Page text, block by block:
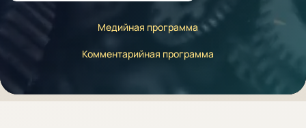
Медийная программа
Комментарийная программа